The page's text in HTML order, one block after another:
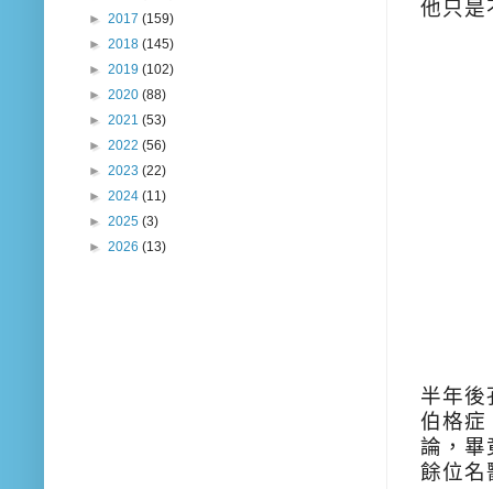
他只是
半年後
伯格症
論，畢
餘位名
► 2017 (159)
► 2018 (145)
► 2019 (102)
► 2020 (88)
► 2021 (53)
► 2022 (56)
► 2023 (22)
► 2024 (11)
► 2025 (3)
► 2026 (13)